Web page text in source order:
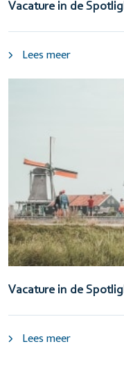
Vacature in de
Lees meer
Vacature in de
Lees meer